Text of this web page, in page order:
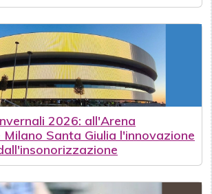
2026: all'Arena
Santa Giulia l'innovazione